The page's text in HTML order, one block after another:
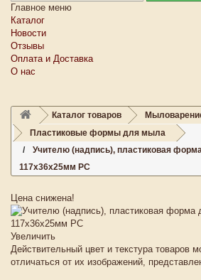
Главное меню
Каталог
Новости
Отзывы
Оплата и Доставка
О нас
Каталог товаров
Пластиковые формы для мыла
Учителю (надпись), пластиковая
117х36х25мм PC
Цена снижена!
Увеличить
Действительный цвет и текстура товаров
отличаться от их изображений,